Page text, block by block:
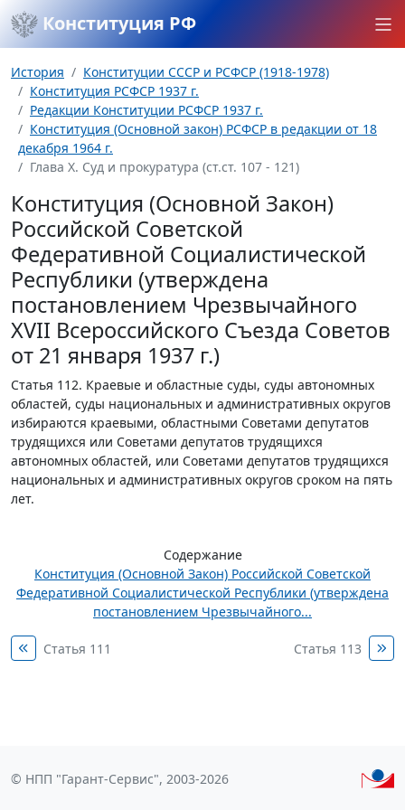
Конституция РФ
История
Конституции СССР и РСФСР (1918-1978)
Конституция РСФСР 1937 г.
Редакции Конституции РСФСР 1937 г.
Конституция (Основной закон) РСФСР в редакции от 18
декабря 1964 г.
Глава Х. Суд и прокуратура (ст.ст. 107 - 121)
Конституция (Основной Закон)
Российской Советской
Федеративной Социалистической
Республики (утверждена
постановлением Чрезвычайного
XVII Всероссийского Съезда Советов
от 21 января 1937 г.)
Статья 112. Краевые и областные суды, суды автономных
областей, суды национальных и административных округов
избираются краевыми, областными Советами депутатов
трудящихся или Советами депутатов трудящихся
автономных областей, или Советами депутатов трудящихся
национальных и административных округов сроком на пять
лет.
Содержание
Конституция (Основной Закон) Российской Советской
Федеративной Социалистической Республики (утверждена
постановлением Чрезвычайного...
Статья 111 Статья 113
© НПП "Гарант-Сервис", 2003-2026